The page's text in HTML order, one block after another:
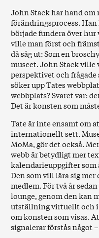
John Stack har hand om
förändringsprocess.
började fundera över
ville man först och
då såg ut: Som en
museet. John Stack ville
perspektivet och frågade
söker upp Tates
webbplats? Svaret var:
Det är konsten som
Tate är inte ensamt om
internationellt sett.
MoMa, gör det också.
webb är betydligt mer
kalendarieuppgifter
Den som vill lära sig
medlem. För två år
lounge, genom den kan
utställning virtuellt och i
om konsten som visas.
signalerar förstås något